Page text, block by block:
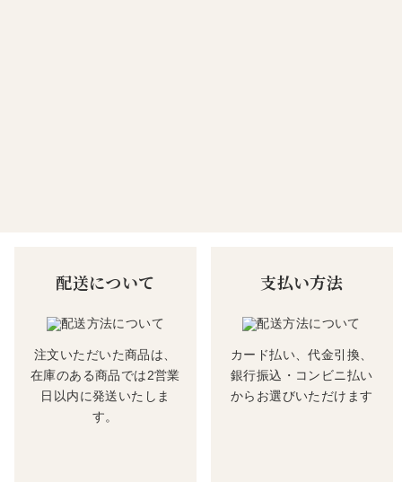
配送について
注文いただいた商品は、
在庫のある商品では2営業
日以内に発送いたしま
す。
支払い方法
カード払い、代金引換、
銀行振込・コンビニ払い
からお選びいただけます